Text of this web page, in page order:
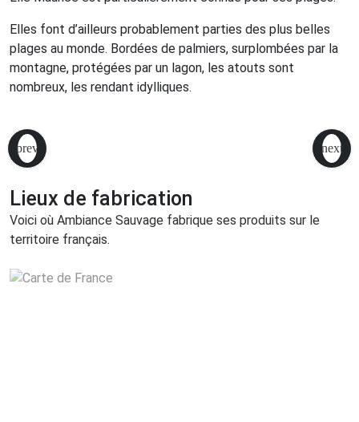
Elles font d’ailleurs probablement parties des plus belles
plages au monde. Bordées de palmiers, surplombées par la
montagne, protégées par un lagon, les atouts sont
nombreux, les rendant idylliques.
Lieux de fabrication
Voici où Ambiance Sauvage fabrique ses produits sur le
territoire français.